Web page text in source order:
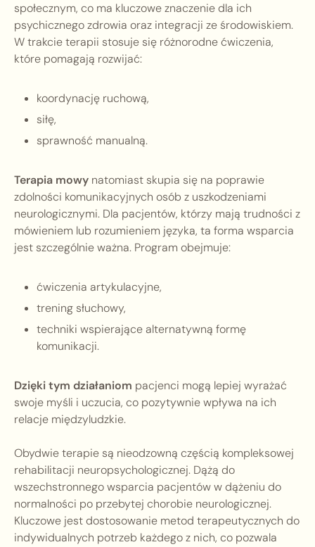
społecznym, co ma kluczowe znaczenie dla ich
psychicznego zdrowia oraz integracji ze środowiskiem.
W trakcie terapii stosuje się różnorodne ćwiczenia,
które pomagają rozwijać:
koordynację ruchową,
siłę,
sprawność manualną.
Terapia mowy natomiast skupia się na poprawie
zdolności komunikacyjnych osób z uszkodzeniami
neurologicznymi. Dla pacjentów, którzy mają trudności z
mówieniem lub rozumieniem języka, ta forma wsparcia
jest szczególnie ważna. Program obejmuje:
ćwiczenia artykulacyjne,
trening słuchowy,
techniki wspierające alternatywną formę
komunikacji.
Dzięki tym działaniom pacjenci mogą lepiej wyrażać
swoje myśli i uczucia, co pozytywnie wpływa na ich
relacje międzyludzkie.
Obydwie terapie są nieodzowną częścią kompleksowej
rehabilitacji neuropsychologicznej. Dążą do
wszechstronnego wsparcia pacjentów w dążeniu do
normalności po przebytej chorobie neurologicznej.
Kluczowe jest dostosowanie metod terapeutycznych do
indywidualnych potrzeb każdego z nich, co pozwala